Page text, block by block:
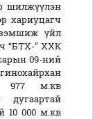
шилжүүлэн
хариуцагч
үйл
“БТХ-” ХХК
09-ний
977 м.кв
дугаартай
10 000 м.кв